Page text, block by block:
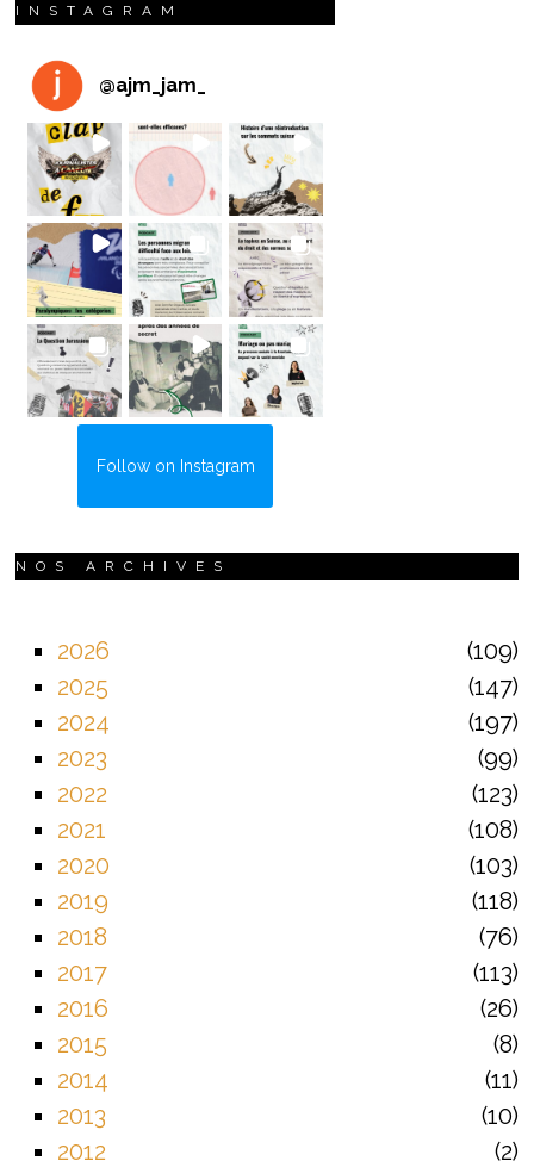
INSTAGRAM
@ajm_jam_
Follow on Instagram
NOS ARCHIVES
2026
109
2025
147
2024
197
2023
99
2022
123
2021
108
2020
103
2019
118
2018
76
2017
113
2016
26
2015
8
2014
11
2013
10
2012
2